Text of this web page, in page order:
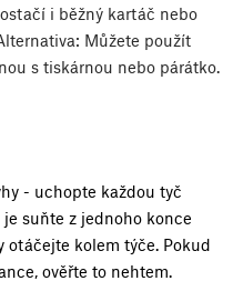
i běžný kartáč nebo
Můžete použít
s tiskárnou nebo párátko.
- uchopte každou tyč
suňte z jednoho konce
otáčejte kolem týče. Pokud
ověřte to nehtem.